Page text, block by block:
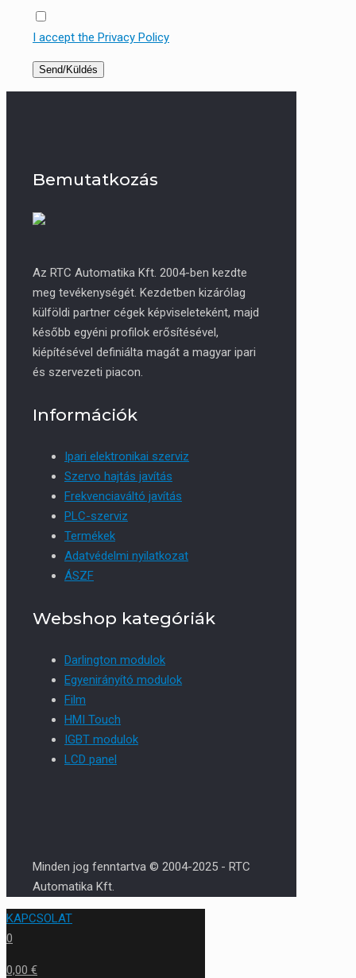
I accept the Privacy Policy
Bemutatkozás
Az RTC Automatika Kft. 2004-ben kezdte
meg tevékenységét. Kezdetben kizárólag
külföldi partner cégek képviseleteként, majd
később egyéni profilok erősítésével,
kiépítésével definiálta magát a magyar ipari
és szervezeti piacon.
Információk
Ipari elektronikai szerviz
Szervo hajtás javítás
Frekvenciaváltó javítás
PLC-szerviz
Termékek
Adatvédelmi nyilatkozat
ÁSZF
Webshop kategóriák
Darlington modulok
Egyenirányító modulok
Film
HMI Touch
IGBT modulok
LCD panel
Minden jog fenntartva © 2004-2025 - RTC
Automatika Kft.
KAPCSOLAT
0
0,00 €